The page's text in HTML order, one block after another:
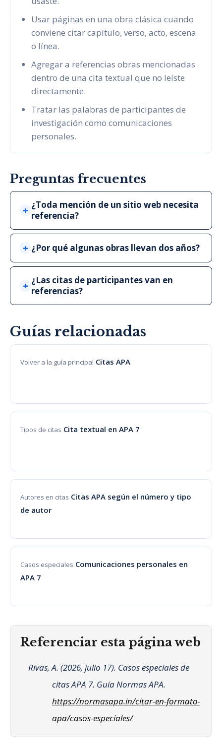
Usar páginas en una obra clásica cuando
conviene citar capítulo, verso, acto, escena
o línea.
Agregar a referencias obras mencionadas
dentro de una cita textual que no leíste
directamente.
Tratar las palabras de participantes de
investigación como comunicaciones
personales.
Preguntas frecuentes
¿Toda mención de un sitio web necesita
referencia?
¿Por qué algunas obras llevan dos años?
¿Las citas de participantes van en
referencias?
Guías relacionadas
Volver a la guía principal Citas APA
Tipos de citas Cita textual en APA 7
Autores en citas Citas APA según el número y tipo
de autor
Casos especiales Comunicaciones personales en
APA 7
Referenciar esta página web
Rivas, A. (2026, julio 17). Casos especiales de
citas APA 7. Guía Normas APA.
https://normasapa.in/citar-en-formato-
apa/casos-especiales/